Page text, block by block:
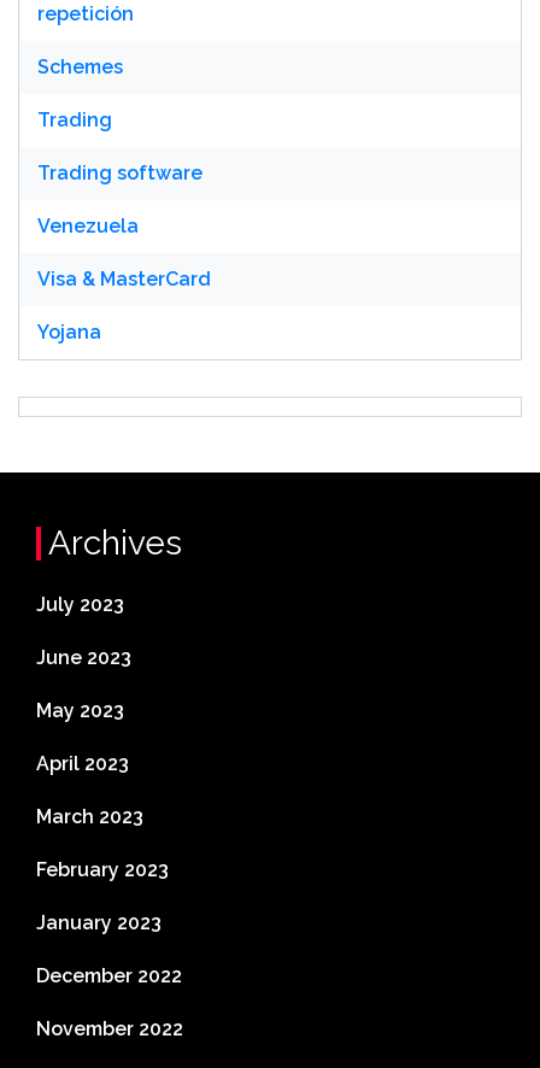
repetición
Schemes
Trading
Trading software
Venezuela
Visa & MasterCard
Yojana
Archives
July 2023
June 2023
May 2023
April 2023
March 2023
February 2023
January 2023
December 2022
November 2022